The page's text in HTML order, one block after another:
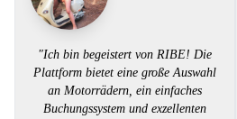
"Ich bin begeistert von RIBE! Die
Plattform bietet eine große Auswahl
an Motorrädern, ein einfaches
Buchungssystem und exzellenten